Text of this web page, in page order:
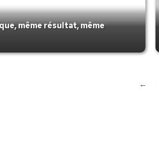
même résultat, même
←